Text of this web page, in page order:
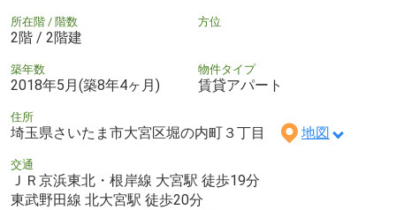
所在階 / 階数
2階 / 2階建
方位
築年数
2018年5月(築8年4ヶ月)
物件タイプ
賃貸アパート
住所
埼玉県さいたま市大宮区堀の内町３丁目 地図
交通
ＪＲ京浜東北・根岸線 大宮駅 徒歩19分
東武野田線 北大宮駅 徒歩20分